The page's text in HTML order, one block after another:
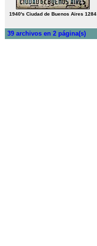
1940's Ciudad de Buenos Aires 1284
39 archivos en 2 página(s)